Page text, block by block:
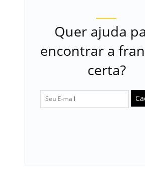
Quer ajuda
encontrar a
certa?